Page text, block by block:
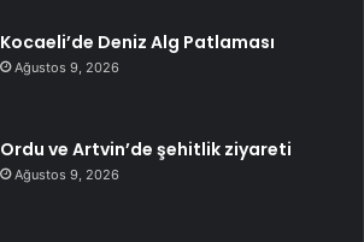
Kocaeli’de Deniz Alg Patlaması
Ağustos 9, 2026
Ordu ve Artvin’de şehitlik ziyareti
Ağustos 9, 2026